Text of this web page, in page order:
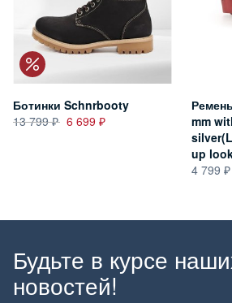
Ботинки Schnrbooty
13 799
6 699
mm
up
4 799
Будьте в курсе
новостей!